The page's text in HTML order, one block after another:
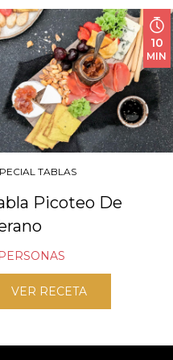
10
MIN
TABLAS
Picoteo De
VER RECETA